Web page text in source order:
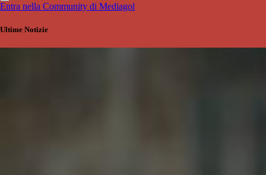
Entra nella Community di Mediagol
Ultime Notizie